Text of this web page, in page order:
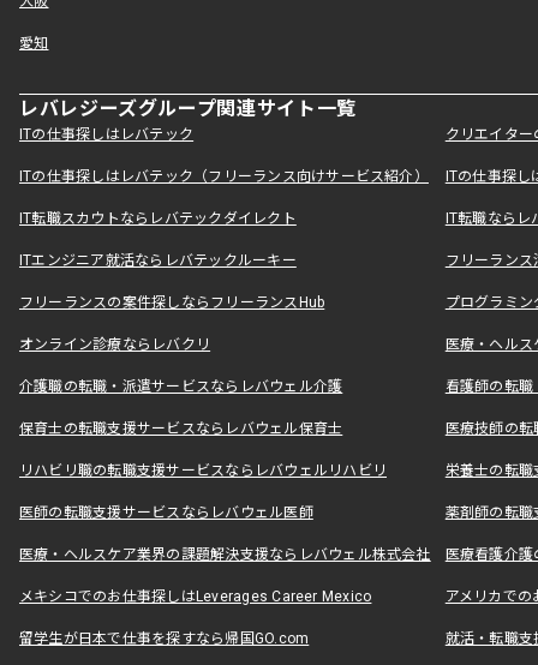
愛知
レバレジーズグループ関連サイト一覧
ITの仕事探しはレバテック クリエイタ
ITの仕事探しはレバテック（フリーランス向けサービス紹介） ITの仕事探
IT転職スカウトならレバテックダイレクト IT転職なら
ITエンジニア就活ならレバテックルーキー フリーラン
フリーランスの案件探しならフリーランスHub プログラミ
オンライン診療ならレバクリ 医療・ヘル
介護職の転職・派遣サービスならレバウェル介護 看護師の転
保育士の転職支援サービスならレバウェル保育士 医療技師の
リハビリ職の転職支援サービスならレバウェルリハビリ 栄養士の転
医師の転職支援サービスならレバウェル医師 薬剤師の転
医療・ヘルスケア業界の課題解決支援ならレバウェル株式会社 医療看護介
メキシコでのお仕事探しはLeverages Career Mexico アメリカで
留学生が日本で仕事を探すなら帰国GO.com 就活・転職